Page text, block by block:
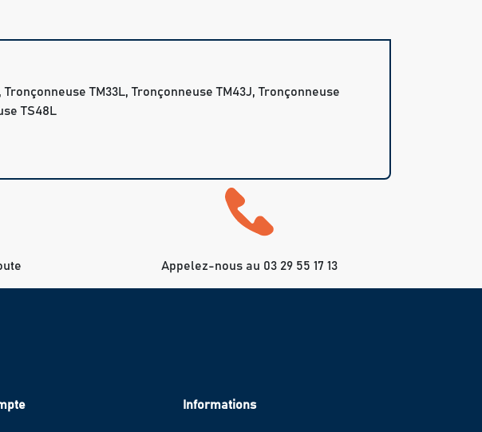
TM33L, Tronçonneuse TM43J, Tronçonneuse
TS48L
Appelez-nous au 03 29 55 17 13
Informations